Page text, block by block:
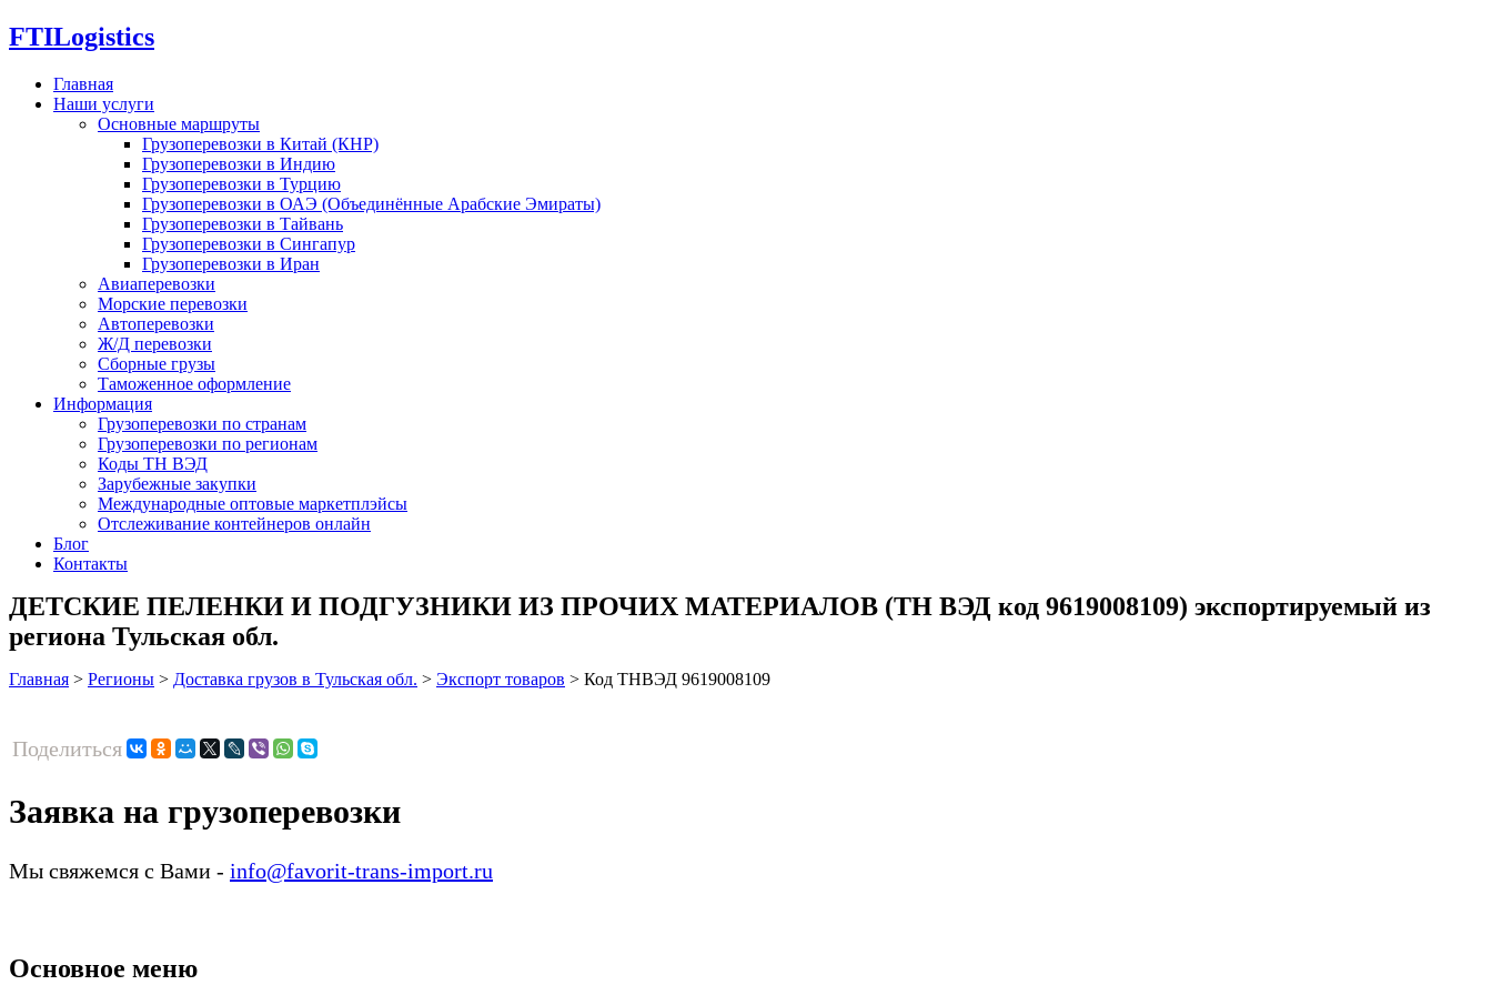
FTILogistics
Главная
Наши услуги
Основные маршруты
Грузоперевозки в Китай (КНР)
Грузоперевозки в Индию
Грузоперевозки в Турцию
Грузоперевозки в ОАЭ (Объединённые Арабские Эмираты)
Грузоперевозки в Тайвань
Грузоперевозки в Сингапур
Грузоперевозки в Иран
Авиаперевозки
Морские перевозки
Автоперевозки
Ж/Д перевозки
Сборные грузы
Таможенное оформление
Информация
Грузоперевозки по странам
Грузоперевозки по регионам
Коды ТН ВЭД
Зарубежные закупки
Международные оптовые маркетплэйсы
Отслеживание контейнеров онлайн
Блог
Контакты
ДЕТСКИЕ ПЕЛЕНКИ И ПОДГУЗНИКИ ИЗ ПРОЧИХ МАТЕРИАЛОВ (ТН ВЭД код 9619008109) экспортируемый из
региона Тульская обл.
Главная > Регионы > Доставка грузов в Тульская обл. > Экспорт товаров > Код ТНВЭД 9619008109
Поделиться
Заявка на грузоперевозки
Мы свяжемся с Вами - info@favorit-trans-import.ru
Основное меню